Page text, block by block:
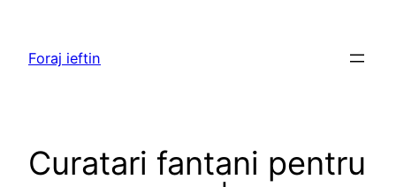
content
Foraj ieftin
Curatari fantani pentru